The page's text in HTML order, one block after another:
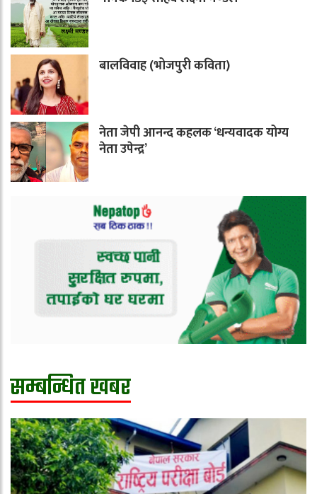
बालविवाह (भोजपुरी कविता)
नेता जेपी आनन्द कहलक ‘धन्यवादक योग्य
नेता उपेन्द्र’
सम्बन्धित खबर